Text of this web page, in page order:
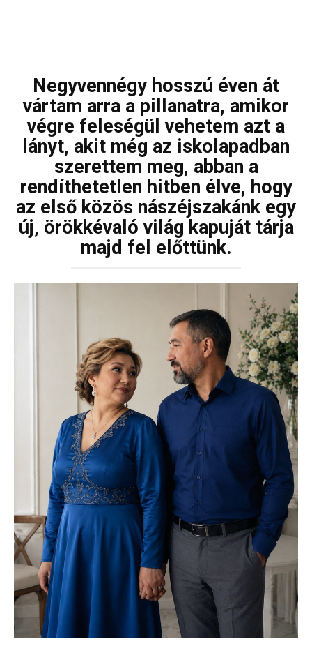
Negyvennégy hosszú éven át
vártam arra a pillanatra, amikor
végre feleségül vehetem azt a
lányt, akit még az iskolapadban
szerettem meg, abban a
rendíthetetlen hitben élve, hogy
az első közös nászéjszakánk egy
új, örökkévaló világ kapuját tárja
majd fel előttünk.